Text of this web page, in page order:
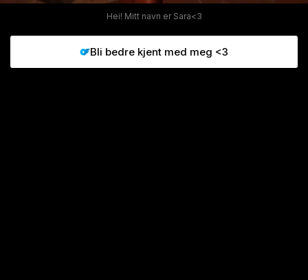
Hei! Mitt navn er Sara<3
Bli bedre kjent med meg <3